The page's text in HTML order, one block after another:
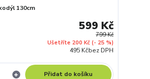
130cm
799 Kč
Ušetříte 200 Kč (- 25 %)
599 Kč
495 Kčbez DPH
Přidat do košíku